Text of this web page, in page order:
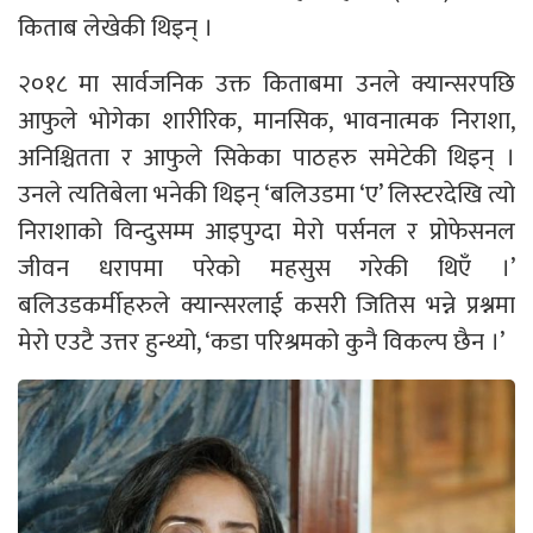
किताब लेखेकी थिइन् ।
२०१८ मा सार्वजनिक उक्त किताबमा उनले क्यान्सरपछि
आफुले भोगेका शारीरिक, मानसिक, भावनात्मक निराशा,
अनिश्चितता र आफुले सिकेका पाठहरु समेटेकी थिइन् ।
उनले त्यतिबेला भनेकी थिइन् ‘बलिउडमा ‘ए’ लिस्टरदेखि त्यो
निराशाको विन्दुसम्म आइपुग्दा मेरो पर्सनल र प्रोफेसनल
जीवन धरापमा परेको महसुस गरेकी थिएँ ।’
बलिउडकर्मीहरुले क्यान्सरलाई कसरी जितिस भन्ने प्रश्नमा
मेरो एउटै उत्तर हुन्थ्यो, ‘कडा परिश्रमको कुनै विकल्प छैन ।’